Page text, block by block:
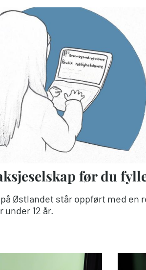
før du
Østlandet står oppført med en
12 år.